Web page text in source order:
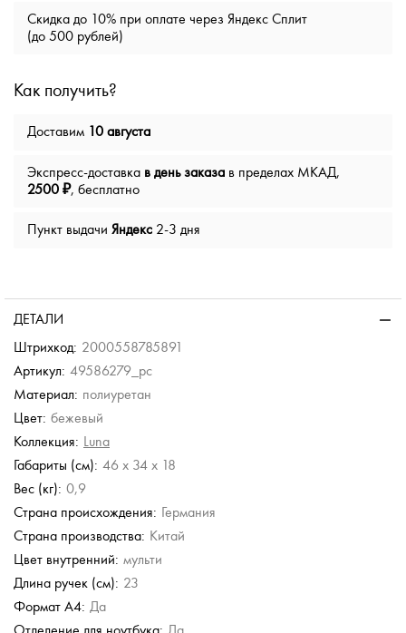
Скидка до 10% при оплате через Яндекс Сплит
(до 500 рублей)
Как получить?
Доставим 10 августа
Экспресс-доставка в день заказа в пределах МКАД,
2500 ₽, бесплатно
Пункт выдачи Яндекс 2-3 дня
ДЕТАЛИ
Штрихкод: 2000558785891
Артикул: 49586279_pc
Материал: полиуретан
Цвет: бежевый
Коллекция: Luna
Габариты (см): 46 x 34 x 18
Вес (кг): 0,9
Страна происхождения: Германия
Страна производства: Китай
Цвет внутренний: мульти
Длина ручек (см): 23
Формат А4: Да